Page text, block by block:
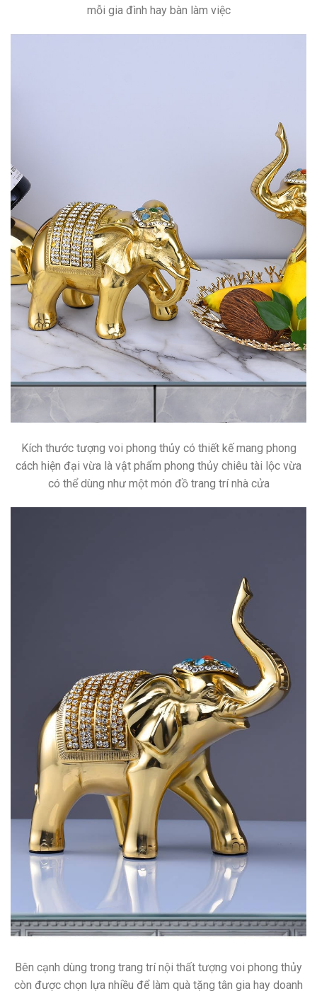
mỗi gia đình hay bàn làm việc
Kích thước tượng voi phong thủy có thiết kế mang phong
cách hiện đại vừa là vật phẩm phong thủy chiêu tài lộc vừa
có thể dùng như một món đồ trang trí nhà cửa
Bên cạnh dùng trong trang trí nội thất tượng voi phong thủy
còn được chọn lựa nhiều để làm quà tặng tân gia hay doanh